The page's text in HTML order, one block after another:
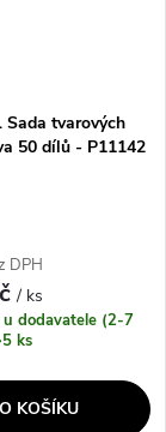
Sada tvarových
50 dílů - P11142
DPH
/ ks
u dodavatele (2-7
ks
KOŠÍKU